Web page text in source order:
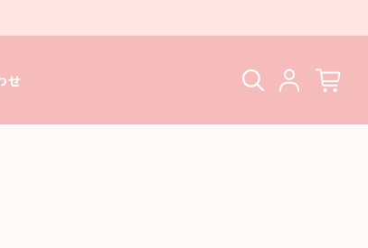
せ